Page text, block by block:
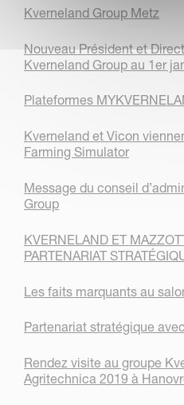
Kverneland Group Metz
Nouveau Président et
Kverneland Group au 1er
Plateformes
Kverneland et Vicon
Farming Simulator
Message du conseil
Group
KVERNELAND ET
PARTENARIAT
Les faits marquants au
Partenariat stratégique
Rendez visite au groupe
Agritechnica 2019 à